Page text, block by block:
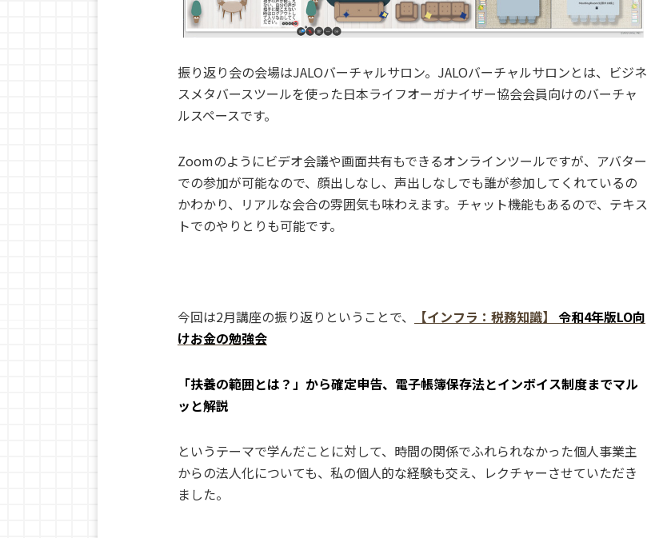
振り返り会の会場はJALOバーチャルサロン。JALOバーチャルサロンとは、 ビジネ
スメタバースツールを使った日本ライフオーガナイザー協会会員向けのバーチャ
ルスペースです。
Zoomのようにビデオ会議や画面共有もできるオンラインツールですが、アバター
での参加が可能なので、顔出しなし、声出しなしでも誰が参加してくれているの
かわかり、リアルな会合の雰囲気も味わえます。チャット機能もあるので、テキス
トでのやりとりも可能です。
今回は2月講座の振り返りということで、 【インフラ：税務知識】 令和4年版LO向
けお金の勉強会
「扶養の範囲とは？」から確定申告、電子帳簿保存法とインボイス制度までマル
ッと解説
というテーマで学んだことに対して、時間の関係でふれられなかった個人事業主
からの法人化についても、私の個人的な経験も交え、レクチャーさせていただき
ました。